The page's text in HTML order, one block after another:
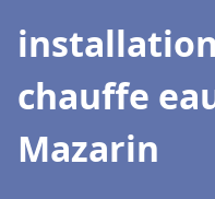
chauffe
Mazarin